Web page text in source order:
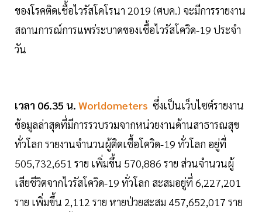
ของโรคติดเชื้อไวรัสโคโรนา 2019 (ศบค.) จะมีการรายงาน
สถานการณ์การแพร่ระบาดของเชื้อไวรัสโควิด-19 ประจำ
วัน
เวลา 06.35 น. Worldometers ซึ่งเป็นเว็บไซต์รายงาน
ข้อมูลล่าสุดที่มีการรวบรวมจากหน่วยงานด้านสาธารณสุข
ทั่วโลก รายงานจำนวนผู้ติดเชื้อโควิด-19 ทั่วโลก อยู่ที่
505,732,651 ราย เพิ่มขึ้น 570,886 ราย ส่วนจำนวนผู้
เสียชีวิตจากไวรัสโควิด-19 ทั่วโลก สะสมอยู่ที่ 6,227,201
ราย เพิ่มขึ้น 2,112 ราย หายป่วยสะสม 457,652,017 ราย